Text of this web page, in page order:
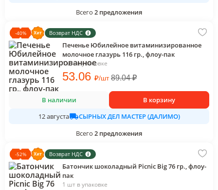
Всего 2 предложения
-40% Возврат НДС
Печенье Юбилейное витаминизированное
молочное глазурь 116 гр., флоу-пак
1 шт в упаковке
53.06 ₽/шт 89.04 ₽
В наличии
В корзину
12 августа
СЫРНЫХ ДЕЛ МАСТЕР (ДАЛИМО)
Всего 2 предложения
-52% Возврат НДС
Батончик шоколадный Picnic Big 76 гр., флоу-
пак
1 шт в упаковке